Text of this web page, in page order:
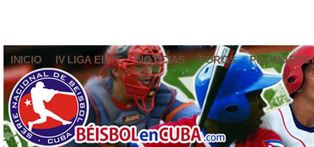
INICIO IV LIGA ELITE NOTICIAS FOROS